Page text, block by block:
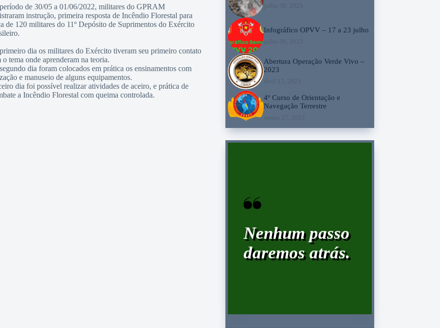
de 30/05 a 01/06/2022, militares do GPRAM
instrução, primeira resposta de Incêndio Florestal para
de 120 militares do 11º Depósito de Suprimentos do Exército
dia os militares do Exército tiveram seu primeiro contato
o tema onde aprenderam na teoria.
dia foram colocados em prática os ensinamentos com
e manuseio de alguns equipamentos.
dia foi possível realizar atividades de aceiro, e prática de
a Incêndio Florestal com queima controlada.
julho 30, 2023
Infográfico OPVV – 17 a 23 julho
julho 30, 2023
Abertura Operação Verde Vivo –
2023
abril 17, 2023
4º Curso de Orientação e
Navegação Terrestre
março 27, 2023
Nenhum passo
daremos atrás.